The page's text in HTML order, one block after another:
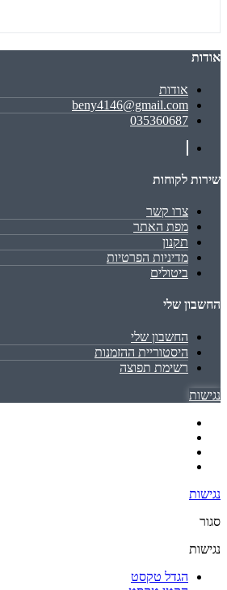
אודות
אודות
beny4146@gmail.com
035360687
שירות לקוחות
צרו קשר
מפת האתר
תקנון
מדיניות הפרטיות
ביטולים
החשבון שלי
החשבון שלי
היסטוריית ההזמנות
רשימת תפוצה
נגישות
נגישות
סגור
נגישות
הגדל טקסט